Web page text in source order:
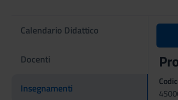
Calendario Didattico
Docenti
Insegnamenti